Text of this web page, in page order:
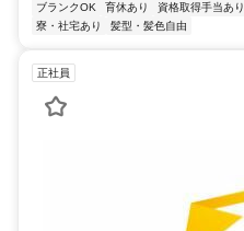
ブランクOK
育休あり 資格取得手当あり
寮・社宅あり
髪型・髪色自由
正社員